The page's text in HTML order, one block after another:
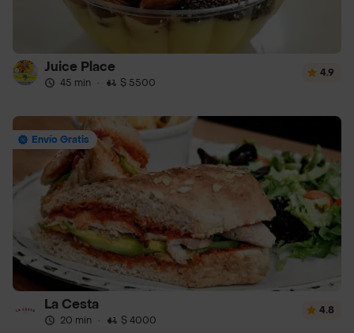
Juice Place
45 min · $ 5500
4.9
Envío Gratis
La Cesta
20 min · $ 4000
4.8